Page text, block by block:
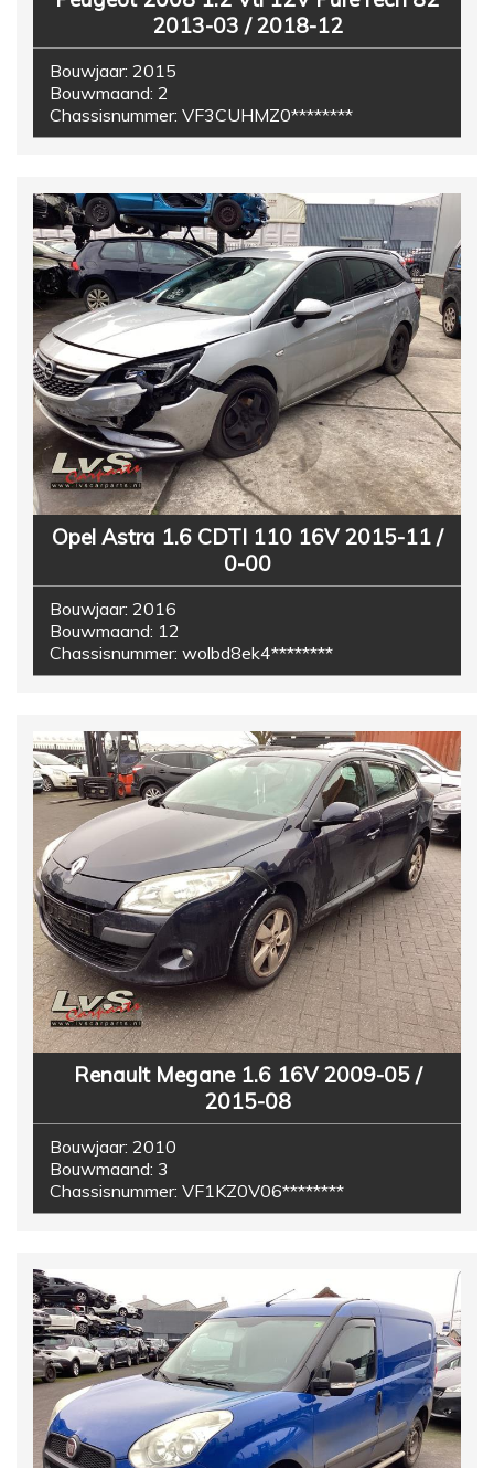
2013-03 / 2018-12
Bouwjaar: 2015
Bouwmaand: 2
Chassisnummer: VF3CUHMZ0********
Opel Astra 1.6 CDTI 110 16V 2015-11 /
0-00
Bouwjaar: 2016
Bouwmaand: 12
Chassisnummer: wolbd8ek4********
Renault Megane 1.6 16V 2009-05 /
2015-08
Bouwjaar: 2010
Bouwmaand: 3
Chassisnummer: VF1KZ0V06********